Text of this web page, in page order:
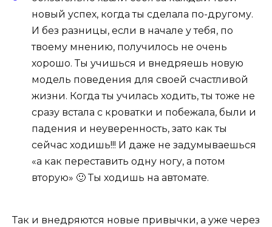
новый успех, когда ты сделала по-другому.
И без разницы, если в начале у тебя, по
твоему мнению, получилось не очень
хорошо. Ты учишься и внедряешь новую
модель поведения для своей счастливой
жизни. Когда ты училась ходить, ты тоже не
сразу встала с кроватки и побежала, были и
падения и неуверенность, зато как ты
сейчас ходишь!!! И даже не задумываешься
«а как переставить одну ногу, а потом
вторую» 🙂 Ты ходишь на автомате.
Так и внедряются новые привычки, а уже через